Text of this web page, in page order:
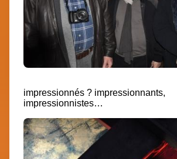
impressionnés ? impressionnants,
impressionnistes…